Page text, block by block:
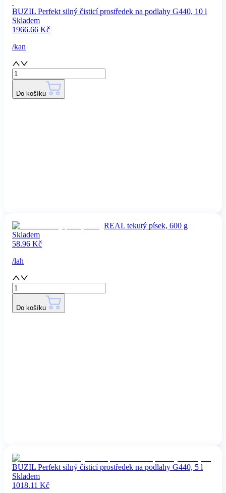
BUZIL Perfekt silný čisticí prostředek na podlahy G440, 10 l
Skladem
1966.66 Kč
/kan
Do košíku
REAL tekutý písek, 600 g
Skladem
58.96 Kč
/lah
Do košíku
BUZIL Perfekt silný čisticí prostředek na podlahy G440, 5 l
Skladem
1018.11 Kč